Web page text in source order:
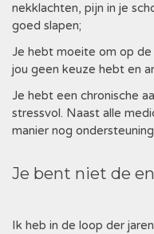
nekklachten, pijn in je
goed slapen;
Je hebt moeite om op
jou geen keuze hebt en
Je hebt een chronische
stressvol. Naast alle
manier nog
Je bent niet de
Ik heb in de loop der